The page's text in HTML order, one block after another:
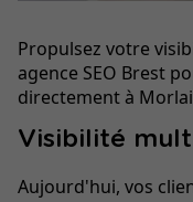
Propulsez votre
agence SEO Brest
directement à
Visibilité
Aujourd'hui, vos